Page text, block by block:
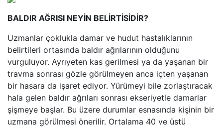
BALDIR AĞRISI NEYİN BELİRTİSİDİR?
Uzmanlar çoklukla damar ve hudut hastalıklarının
belirtileri ortasında baldır ağrılarının olduğunu
vurguluyor. Ayrıyeten kas gerilmesi ya da yaşanan bir
travma sonrası gözle görülmeyen anca içten yaşanan
bir hasara da işaret ediyor. Yürümeyi bile zorlaştıracak
hala gelen baldır ağrıları sonrası ekseriyetle damarlar
şişmeye başlar. Bu üzere durumlar esnasında kişinin bir
uzmana görülmesi önerilir. Ortalama 40 ve üstü